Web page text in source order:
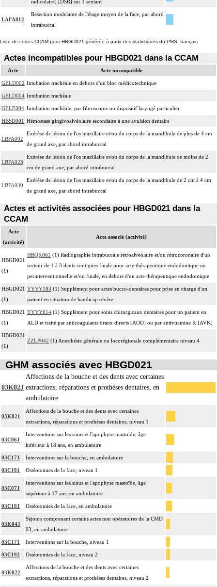
radiculaire] [DSR] sur 1 sextant
LAFA012
Résection modelante de l'étage moyen de la face, par abord
intrabuccal
Liste de codes CCAM pour HBGD021 générée à partir des statistiques du PMSI français
Actes incompatibles pour HBGD021 dans la CCAM
Acte Acte incompatible
GELD002 Intubation trachéale en dehors d'un bloc médicotechnique
GELD004 Intubation trachéale
GELE004 Intubation trachéale, par fibroscopie ou dispositif laryngé particulier
HBSD001 Hémostase gingivoalvéolaire secondaire à une avulsion dentaire
LBFA002
Exérèse de lésion de l'os maxillaire et/ou du corps de la mandibule de plus de 4 cm
de grand axe, par abord intrabuccal
LBFA023
Exérèse de lésion de l'os maxillaire et/ou du corps de la mandibule de moins de 2
cm de grand axe, par abord intrabuccal
LBFA030
Exérèse de lésion de l'os maxillaire et/ou du corps de la mandibule de 2 cm à 4 cm
de grand axe, par abord intrabuccal
Actes et activités associées pour HBGD021 dans la
CCAM
Acte
(activité)
Acte associé (activité)
HBGD021
(1)
HBQK061 (1) Radiographie intrabuccale rétroalvéolaire et/ou rétrocoronaire d'un
secteur de 1 à 3 dents contigües finale pour acte thérapeutique endodontique ou
perinterventionnelle et/ou finale, en dehors d'un acte thérapeutique endodontique
HBGD021
(1)
YYYY183 (1) Supplément pour actes bucco-dentaires pour prise en charge d'un
patient en situation de handicap sévère
HBGD021
(1)
YYYY614 (1) Supplément pour soins chirurgicaux dentaires pour un patient en
ALD et traité par anticoagulants oraux directs [AOD] ou par antivitamine K [AVK]
HBGD021
(1)
ZZLP042 (1) Anesthésie générale ou locorégionale complémentaire niveau 4
GHM associés avec HBGD021
03K02J
Affections de la bouche et des dents avec certaines
extractions, réparations et prothèses dentaires, en
ambulatoire
03K021
Affections de la bouche et des dents avec certaines
extractions, réparations et prothèses dentaires, niveau 1
03C06J
Interventions sur les sinus et l'apophyse mastoïde, âge
inférieur à 18 ans, en ambulatoire
03C17J Interventions sur la bouche, en ambulatoire
03C191 Ostéotomies de la face, niveau 1
03C07J
Interventions sur les sinus et l'apophyse mastoïde, âge
supérieur à 17 ans, en ambulatoire
03C19J Ostéotomies de la face, en ambulatoire
03K04J
Séjours comprenant certains actes non opératoires de la CMD
03, en ambulatoire
03C171 Interventions sur la bouche, niveau 1
03C192 Ostéotomies de la face, niveau 2
03K022
Affections de la bouche et des dents avec certaines
extractions, réparations et prothèses dentaires, niveau 2